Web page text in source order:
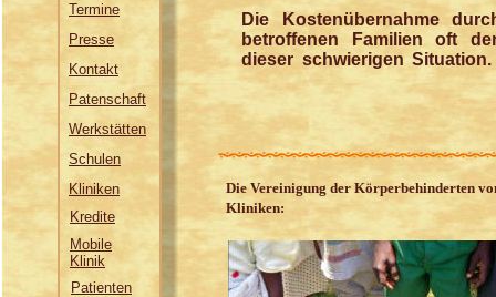
Termine
Presse
Kontakt
Patenschaft
Werkstätten
Schulen
Kliniken
Kredite
Die Vereinigung der Körperbehinderten
Kliniken:
Die Kostenübernahme
betroffenen Familien oft
dieser schwierigen Situation.
Mobile
Klinik
Patienten